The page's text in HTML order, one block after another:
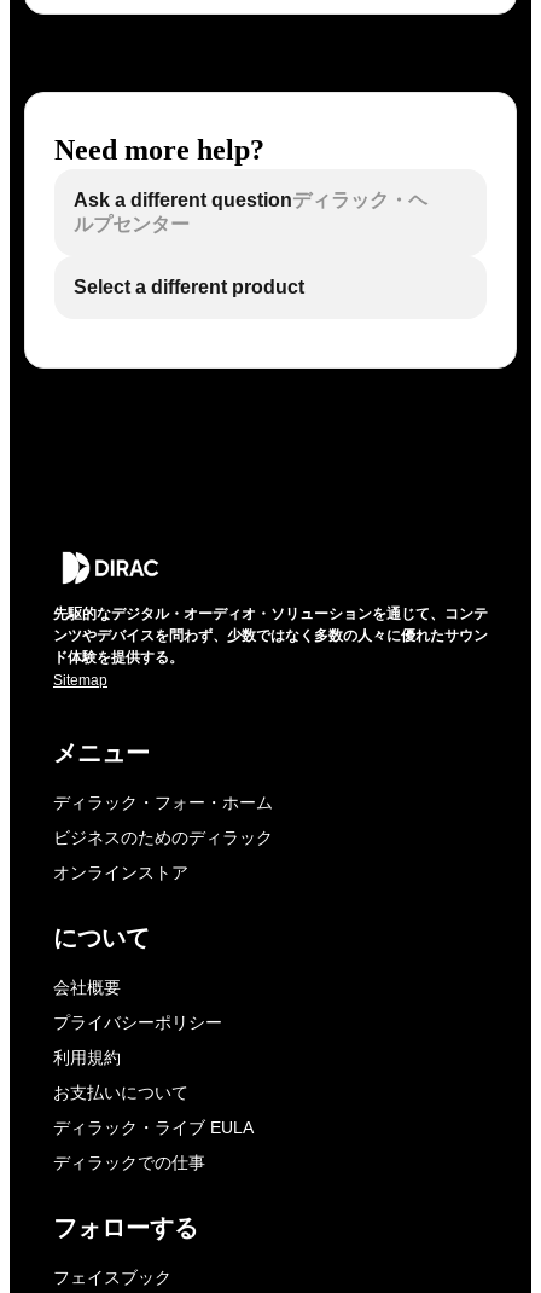
Need more help?
Ask a different questionディラック・ヘ
ルプセンター
Select a different product
先駆的なデジタル・オーディオ・ソリューションを通じて、コンテ
ンツやデバイスを問わず、少数ではなく多数の人々に優れたサウン
ド体験を提供する。
Sitemap
メニュー
ディラック・フォー・ホーム
ビジネスのためのディラック
オンラインストア
について
会社概要
プライバシーポリシー
利用規約
お支払いについて
ディラック・ライブ EULA
ディラックでの仕事
フォローする
フェイスブック